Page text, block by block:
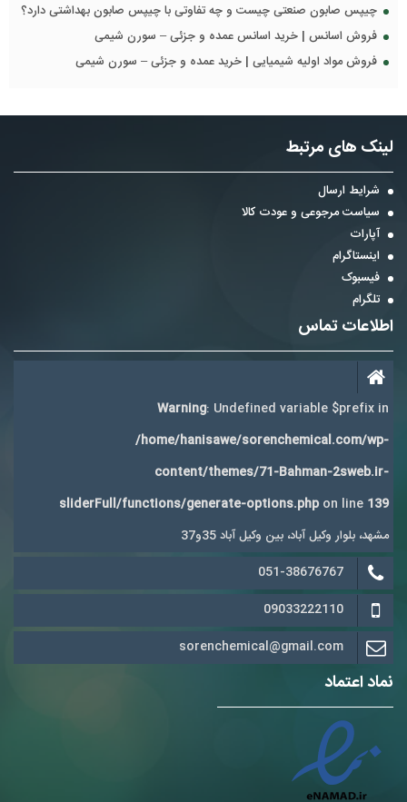
چیپس صابون صنعتی چیست و چه تفاوتی با چیپس صابون بهداشتی دارد؟
فروش اسانس | خرید اسانس عمده و جزئی – سورن شیمی
فروش مواد اولیه شیمیایی | خرید عمده و جزئی – سورن شیمی
لینک های مرتبط
شرایط ارسال
سیاست مرجوعی و عودت کالا
آپارات
اینستاگرام
فیسبوک
تلگرام
اطلاعات تماس
Warning: Undefined variable $prefix in
/home/hanisawe/sorenchemical.com/wp-
content/themes/71-Bahman-2sweb.ir-
sliderFull/functions/generate-options.php on line 139
مشهد، بلوار وکیل آباد، بین وکیل آباد 35و37
051-38676767
09033222110
sorenchemical@gmail.com
نماد اعتماد